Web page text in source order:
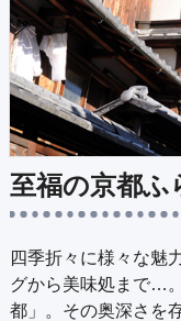
視聴方法
イベント
公式SNS
ご意見・ご感想
至福の京都ふ
四季折々に様々な魅
グから美味処まで…
都」。その奥深さを